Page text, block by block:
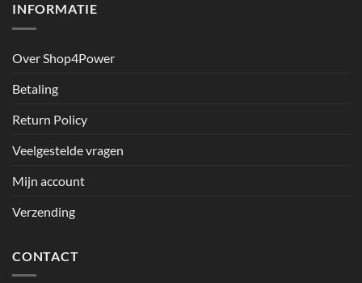
INFORMATIE
Over Shop4Power
Betaling
Return Policy
Veelgestelde vragen
Mijn account
Verzending
CONTACT